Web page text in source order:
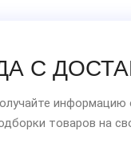
С
товаров на